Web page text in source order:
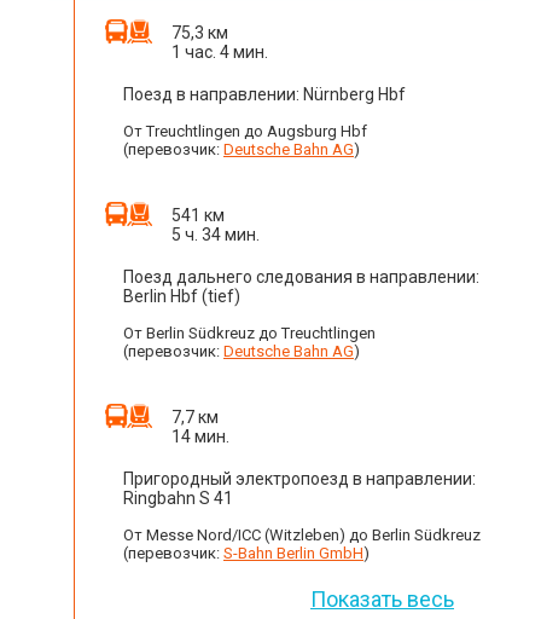
75,3 км
1 час. 4 мин.
Поезд в направлении: Nürnberg Hbf
От Treuchtlingen до Augsburg Hbf
(перевозчик: Deutsche Bahn AG)
541 км
5 ч. 34 мин.
Поезд дальнего следования в направлении:
Berlin Hbf (tief)
От Berlin Südkreuz до Treuchtlingen
(перевозчик: Deutsche Bahn AG)
7,7 км
14 мин.
Пригородный электропоезд в направлении:
Ringbahn S 41
От Messe Nord/ICC (Witzleben) до Berlin Südkreuz
(перевозчик: S-Bahn Berlin GmbH)
Показать весь